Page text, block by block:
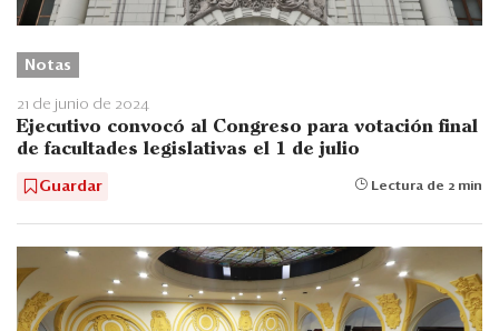
Notas
21 de junio de 2024
Ejecutivo convocó al Congreso para votación final
de facultades legislativas el 1 de julio
Guardar Lectura de 2 min